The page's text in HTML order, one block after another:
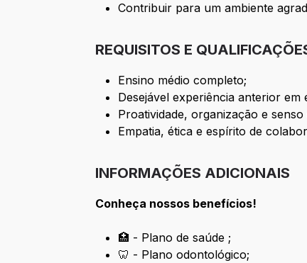
Contribuir para um ambiente
REQUISITOS E
Ensino médio completo;
Desejável experiência anterior em
Proatividade, organização e
Empatia, ética e espírito de
INFORMAÇÕES ADICIONAIS
Conheça nossos benefícios!
🏥 - Plano de saúde ;
🦷 - Plano odontológico;